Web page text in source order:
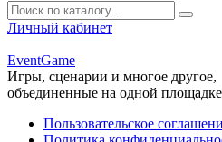
Личный кабинет
EventGame
Игры, сценарии и многое другое,
объединенные на одной площадке
Пользовательское